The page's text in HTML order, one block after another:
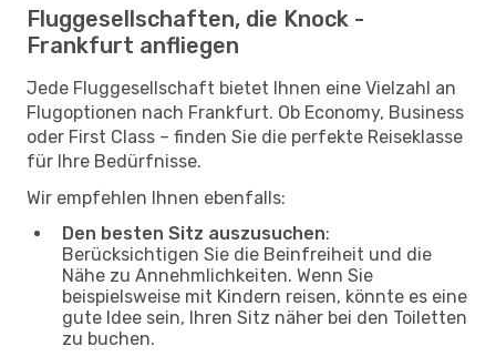
Fluggesellschaften, die Knock -
Frankfurt anfliegen
Jede Fluggesellschaft bietet Ihnen eine Vielzahl an
Flugoptionen nach Frankfurt. Ob Economy, Business
oder First Class – finden Sie die perfekte Reiseklasse
für Ihre Bedürfnisse.
Wir empfehlen Ihnen ebenfalls:
Den besten Sitz auszusuchen:
Berücksichtigen Sie die Beinfreiheit und die
Nähe zu Annehmlichkeiten. Wenn Sie
beispielsweise mit Kindern reisen, könnte es eine
gute Idee sein, Ihren Sitz näher bei den Toiletten
zu buchen.